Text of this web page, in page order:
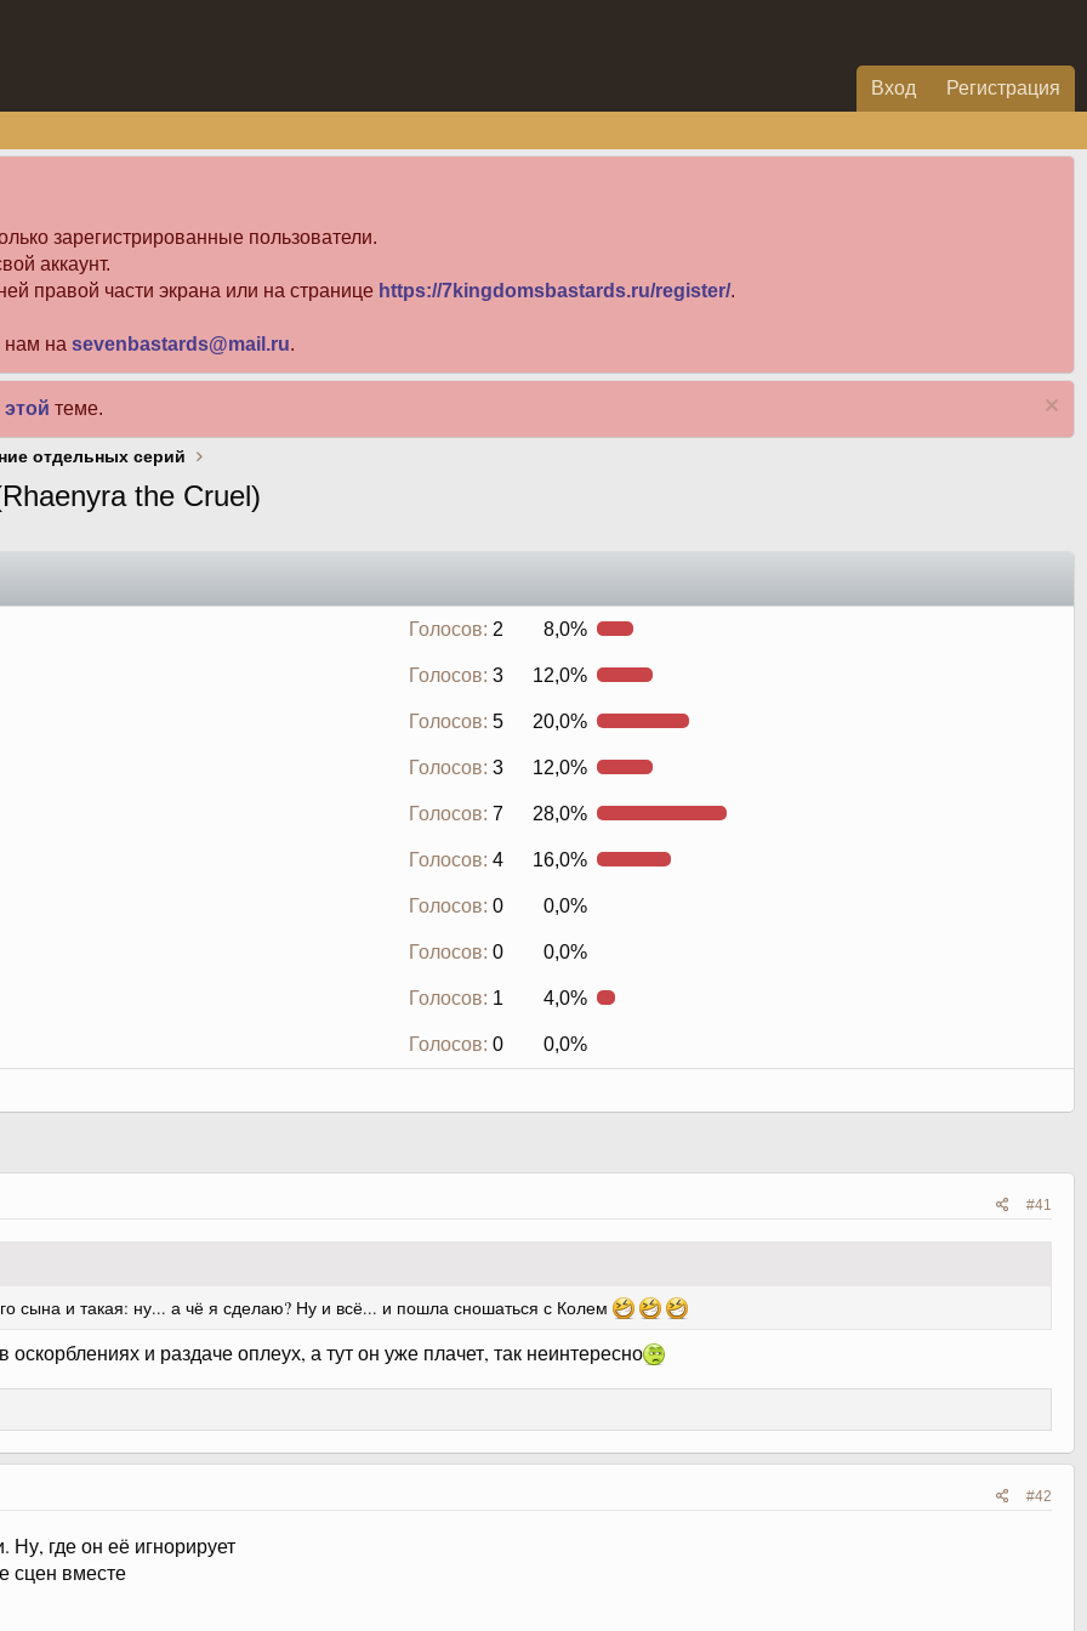
Вход Регистрация
зарегистрированные пользователи.
аккаунт.
правой части экрана или на странице https://7kingdomsbastards.ru/register/.
нам на sevenbastards@mail.ru.
этой теме.
отдельных серий
the Cruel)
Голосов: 2 8,0%
Голосов: 3 12,0%
Голосов: 5 20,0%
Голосов: 3 12,0%
Голосов: 7 28,0%
Голосов: 4 16,0%
Голосов: 0 0,0%
Голосов: 0 0,0%
Голосов: 1 4,0%
Голосов: 0 0,0%
#41
сына и такая: ну... а чё я сделаю? Ну и всё... и пошла сношаться с Колем
и раздаче оплеух, а тут он уже плачет, так неинтересно
#42
где он её игнорирует
сцен вместе